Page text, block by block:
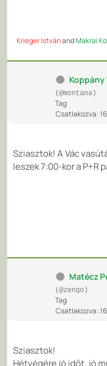
Krieger IstvánandMakrai
Koppány
(@montana)
Tag
Csatlakozva:
Sziasztok! A Vác
leszek 7:00-kor a P+R
Matécz
(@zengo)
Tag
Csatlakozva:
Sziasztok!